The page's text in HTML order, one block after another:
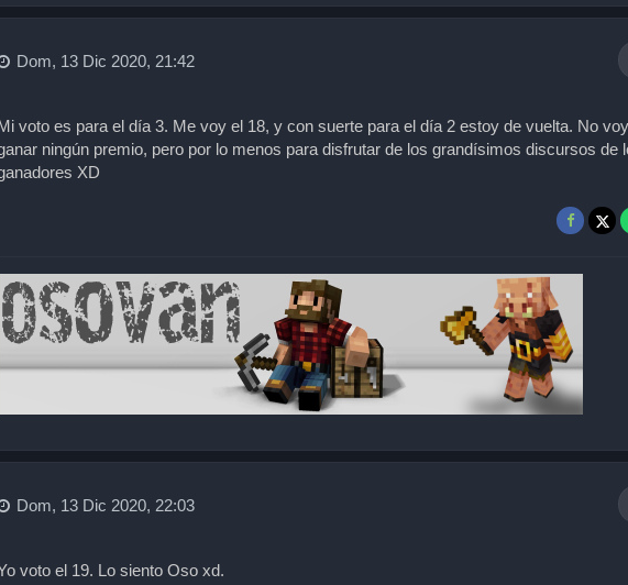
Dom, 13 Dic 2020, 21:42
voto es para el día 3. Me voy el 18, y con suerte para el día 2 estoy de vuelta. No
ningún premio, pero por lo menos para disfrutar de los grandísimos discursos de
XD
Dom, 13 Dic 2020, 22:03
voto el 19. Lo siento Oso xd.